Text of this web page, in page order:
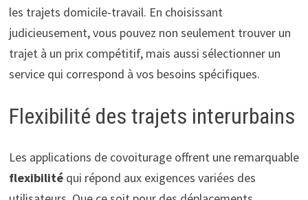
les trajets domicile-travail. En choisissant
judicieusement, vous pouvez non seulement trouver un
trajet à un prix compétitif, mais aussi sélectionner un
service qui correspond à vos besoins spécifiques.
Flexibilité des trajets interurbains
Les applications de covoiturage offrent une remarquable
flexibilitéqui répond aux exigences variées des